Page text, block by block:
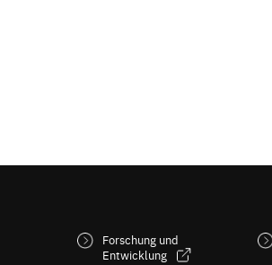
Forschung und
Entwicklung